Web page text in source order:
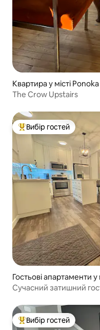
Квартира у місті Ponoka
The Crow Upstairs
Топ вибір гостей
Вибір гостей
Гостьові апартаменти у
Сучасний затишний
Топ вибір гостей
Вибір гостей